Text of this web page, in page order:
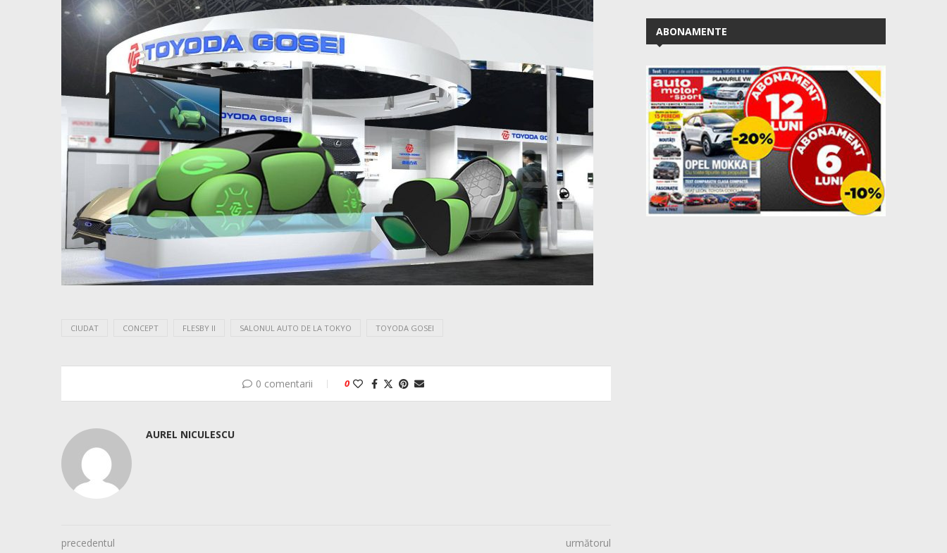
CIUDAT CONCEPT FLESBY II SALONUL AUTO DE LA TOKYO TOYODA GOSEI
0 comentarii 0
AUREL NICULESCU
precedentul
următorul
ABONAMENTE